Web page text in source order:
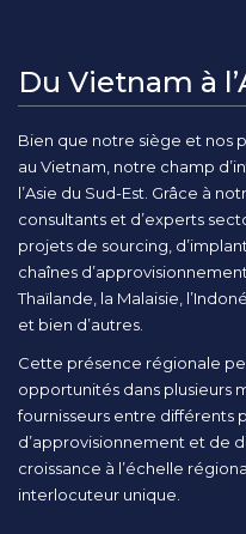
Du Vietnam à
Bien que notre siège et nos
au Vietnam, notre champ
l’Asie du Sud-Est. Grâce à
consultants et d’experts
projets de sourcing,
chaînes
Thaïlande, la Malaisie,
et bien d’autres.
Cette présence régionale
opportunités dans plusieurs
fournisseurs entre différents
d’approvisionnement et de
croissance à l’échelle
interlocuteur unique.